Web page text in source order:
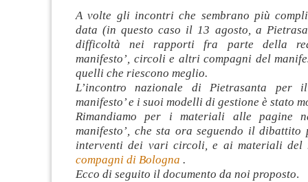
A volte gli incontri che sembrano più
data (in questo caso il 13 agosto, a
difficoltà nei rapporti fra parte della
manifesto’, circoli e altri compagni del
quelli che riescono meglio.
L’incontro nazionale di Pietrasanta per
manifesto’ e i suoi modelli di gestione è stato
Rimandiamo per i materiali alle pagine
manifesto’, che sta ora seguendo il dibattito
interventi dei vari circoli, e ai materiali del
compagni di Bologna .
Ecco di seguito il documento da noi proposto.